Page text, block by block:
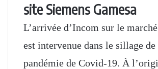
site Siemens Gamesa
L’arrivée d’Incom sur le
est intervenue dans le sillage de
pandémie de Covid-19. À